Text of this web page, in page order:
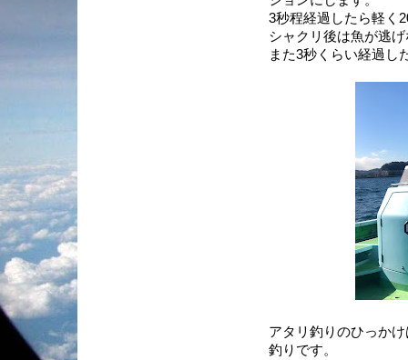
3秒程経過したら軽く
シャクリ後は魚が逃
また3秒くらい経過し
アタリ釣りのひっか
釣りです。